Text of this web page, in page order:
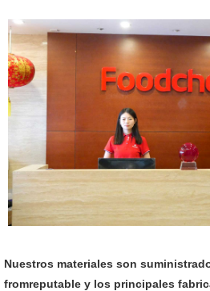
Nuestros materiales son
fromreputable y los principales